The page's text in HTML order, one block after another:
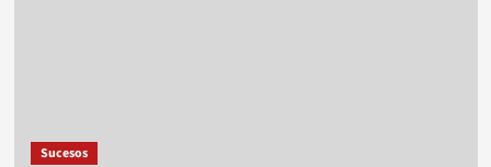
Sucesos